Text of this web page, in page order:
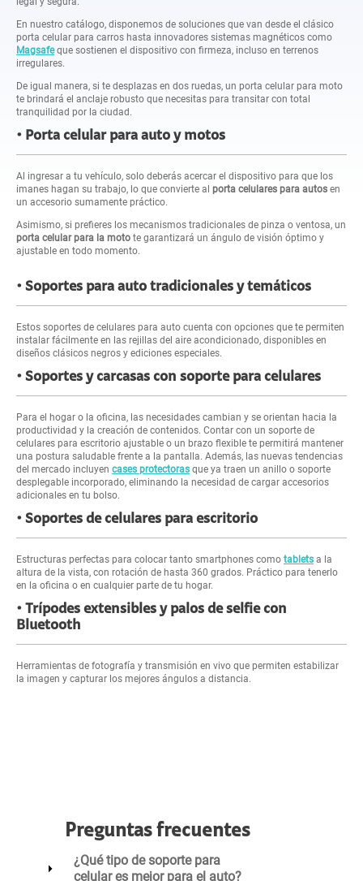
En nuestro catálogo, disponemos de soluciones que van desde el clásico
porta celular para carros hasta innovadores sistemas magnéticos como
Magsafeque sostienen el dispositivo con firmeza, incluso en terrenos
irregulares.
De igual manera, si te desplazas en dos ruedas, un porta celular para moto
te brindará el anclaje robusto que necesitas para transitar con total
tranquilidad por la ciudad.
Porta celular para auto y motos
Al ingresar a tu vehículo, solo deberás acercar el dispositivo para que los
imanes hagan su trabajo, lo que convierte al porta celulares para autos en
un accesorio sumamente práctico.
Asimismo, si prefieres los mecanismos tradicionales de pinza o ventosa, un
porta celular para la moto te garantizará un ángulo de visión óptimo y
ajustable en todo momento.
Soportes para auto tradicionales y temáticos
Estos soportes de celulares para auto cuenta con opciones que te permiten
instalar fácilmente en las rejillas del aire acondicionado, disponibles en
diseños clásicos negros y ediciones especiales.
Soportes y carcasas con soporte para celulares
Para el hogar o la oficina, las necesidades cambian y se orientan hacia la
productividad y la creación de contenidos. Contar con un soporte de
celulares para escritorio ajustable o un brazo flexible te permitirá mantener
una postura saludable frente a la pantalla. Además, las nuevas tendencias
del mercado incluyen cases protectoras que ya traen un anillo o soporte
desplegable incorporado, eliminando la necesidad de cargar accesorios
adicionales en tu bolso.
Soportes de celulares para escritorio
Estructuras perfectas para colocar tanto smartphones como tablets a la
altura de la vista, con rotación de hasta 360 grados. Práctico para tenerlo
en la oficina o en cualquier parte de tu hogar.
Trípodes extensibles y palos de selfie con
Bluetooth
Herramientas de fotografía y transmisión en vivo que permiten estabilizar
la imagen y capturar los mejores ángulos a distancia.
Preguntas frecuentes
¿Qué tipo de soporte para
celular es mejor para el auto?